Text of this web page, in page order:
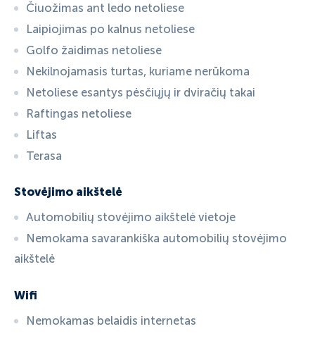
Čiuožimas ant ledo netoliese
Laipiojimas po kalnus netoliese
Golfo žaidimas netoliese
Nekilnojamasis turtas, kuriame nerūkoma
Netoliese esantys pėsčiųjų ir dviračių takai
Raftingas netoliese
Liftas
Terasa
Stovėjimo aikštelė
Automobilių stovėjimo aikštelė vietoje
Nemokama savarankiška automobilių stovėjimo
aikštelė
Wifi
Nemokamas belaidis internetas